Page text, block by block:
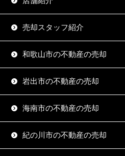
売却スタッフ紹介
和歌山市の不動産の売却
岩出市の不動産の売却
海南市の不動産の売却
紀の川市の不動産の売却